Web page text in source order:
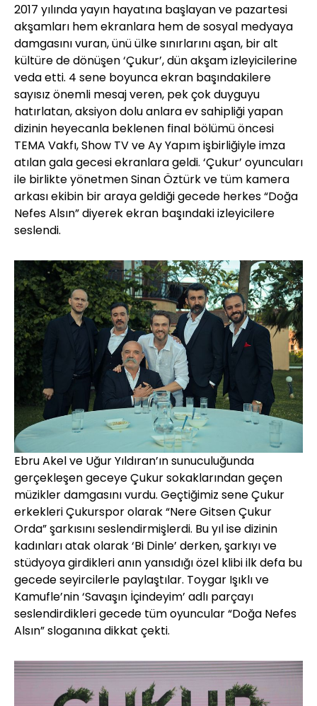
2017 yılında yayın hayatına başlayan ve pazartesi
akşamları hem ekranlara hem de sosyal medyaya
damgasını vuran, ünü ülke sınırlarını aşan, bir alt
kültüre de dönüşen ‘Çukur’, dün akşam izleyicilerine
veda etti. 4 sene boyunca ekran başındakilere
sayısız önemli mesaj veren, pek çok duyguyu
hatırlatan, aksiyon dolu anlara ev sahipliği yapan
dizinin heyecanla beklenen final bölümü öncesi
TEMA Vakfı, Show TV ve Ay Yapım işbirliğiyle imza
atılan gala gecesi ekranlara geldi. ‘Çukur’ oyuncuları
ile birlikte yönetmen Sinan Öztürk ve tüm kamera
arkası ekibin bir araya geldiği gecede herkes “Doğa
Nefes Alsın” diyerek ekran başındaki izleyicilere
seslendi.
Ebru Akel ve Uğur Yıldıran’ın sunuculuğunda
gerçekleşen geceye Çukur sokaklarından geçen
müzikler damgasını vurdu. Geçtiğimiz sene Çukur
erkekleri Çukurspor olarak “Nere Gitsen Çukur
Orda” şarkısını seslendirmişlerdi. Bu yıl ise dizinin
kadınları atak olarak ‘Bi Dinle’ derken, şarkıyı ve
stüdyoya girdikleri anın yansıdığı özel klibi ilk defa bu
gecede seyircilerle paylaştılar. Toygar Işıklı ve
Kamufle’nin ‘Savaşın İçindeyim’ adlı parçayı
seslendirdikleri gecede tüm oyuncular “Doğa Nefes
Alsın” sloganına dikkat çekti.